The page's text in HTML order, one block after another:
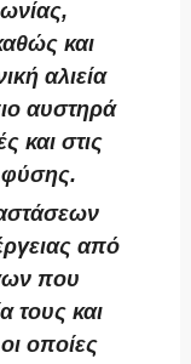
και
αλιεία
αυστηρά
και στις
φύσης.
από
που
τους και
οποίες